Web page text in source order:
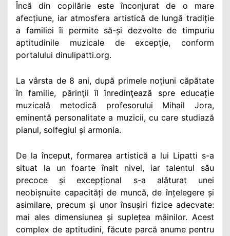
Încă din copilărie este înconjurat de o mare
afecțiune, iar atmosfera artistică de lungă tradiție
a familiei îi permite să-și dezvolte de timpuriu
aptitudinile muzicale de excepţie, conform
portalului dinulipatti.org.
La vârsta de 8 ani, după primele noțiuni căpătate
în familie, părinţii îl înredinţează spre educație
muzicală metodică profesorului Mihail Jora,
eminentă personalitate a muzicii, cu care studiază
pianul, solfegiul și armonia.
De la început, formarea artistică a lui Lipatti s-a
situat la un foarte înalt nivel, iar talentul său
precoce și excepțional s-a alăturat unei
neobișnuite capacități de muncă, de înțelegere și
asimilare, precum și unor însușiri fizice adecvate:
mai ales dimensiunea și suplețea mâinilor. Acest
complex de aptitudini, făcute parcă anume pentru